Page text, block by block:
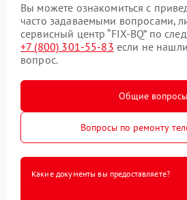
Вы можете ознакомиться с
часто задаваемыми вопросами,
сервисный центр “FIX-BQ” по
+7 (800) 301-55-83 если не
вопрос.
Общие вопросы
Вопросы по ремонту
Какие документы вы предоставляете?